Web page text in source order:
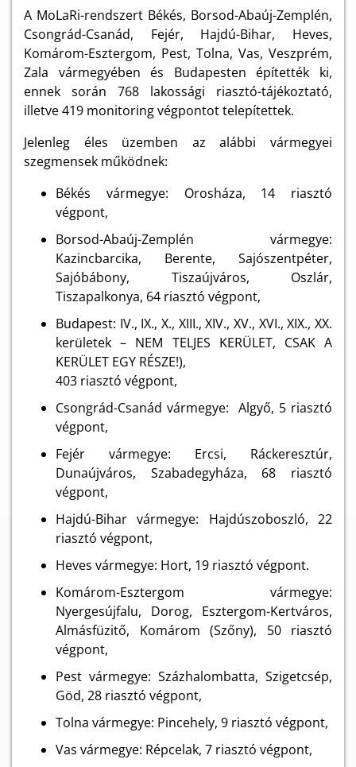
A MoLaRi-rendszert Békés, Borsod-Abaúj-Zemplén,
Csongrád-Csanád, Fejér, Hajdú-Bihar, Heves,
Komárom-Esztergom, Pest, Tolna, Vas, Veszprém,
Zala vármegyében és Budapesten építették ki,
ennek során 768 lakossági riasztó-tájékoztató,
illetve 419 monitoring végpontot telepítettek.
Jelenleg éles üzemben az alábbi vármegyei
szegmensek működnek:
Békés vármegye: Orosháza, 14 riasztó
végpont,
Borsod-Abaúj-Zemplén vármegye:
Kazincbarcika, Berente, Sajószentpéter,
Sajóbábony, Tiszaújváros, Oszlár,
Tiszapalkonya, 64 riasztó végpont,
Budapest: IV., IX., X., XIII., XIV., XV., XVI., XIX., XX.
kerületek – NEM TELJES KERÜLET, CSAK A
KERÜLET EGY RÉSZE!),
403 riasztó végpont,
Csongrád-Csanád vármegye: Algyő, 5 riasztó
végpont,
Fejér vármegye: Ercsi, Ráckeresztúr,
Dunaújváros, Szabadegyháza, 68 riasztó
végpont,
Hajdú-Bihar vármegye: Hajdúszoboszló, 22
riasztó végpont,
Heves vármegye: Hort, 19 riasztó végpont.
Komárom-Esztergom vármegye:
Nyergesújfalu, Dorog, Esztergom-Kertváros,
Almásfüzitő, Komárom (Szőny), 50 riasztó
végpont,
Pest vármegye: Százhalombatta, Szigetcsép,
Göd, 28 riasztó végpont,
Tolna vármegye: Pincehely, 9 riasztó végpont,
Vas vármegye: Répcelak, 7 riasztó végpont,